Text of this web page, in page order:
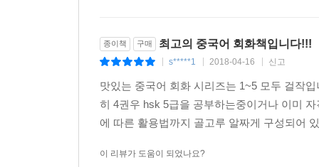
종이책 구매 최고의 중국어 회화책입니다!!!
s*****1 2018-04-16 신고
맛있는 중국어 회화 시리즈는 1~5 모두 걸작
히 4권우 hsk 5급을 공부하는중이거나 이미
에 따른 활용법까지 골고루 알짜게 구성되어
이 리뷰가 도움이 되었나요?